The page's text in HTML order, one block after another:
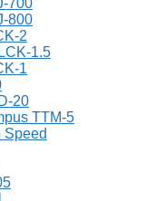
700
800
2
1.5
1
20
TTM-5
Speed